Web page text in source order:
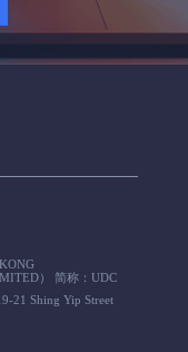
） 简称：UDC
21 Shing Yip Street